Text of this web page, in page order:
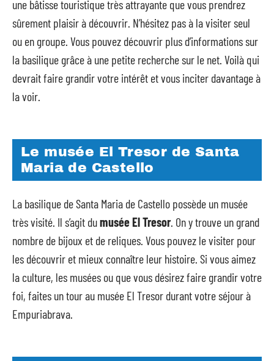
une bâtisse touristique très attrayante que vous prendrez
sûrement plaisir à découvrir. N’hésitez pas à la visiter seul
ou en groupe. Vous pouvez découvrir plus d’informations sur
la basilique grâce à une petite recherche sur le net. Voilà qui
devrait faire grandir votre intérêt et vous inciter davantage à
la voir.
Le musée El Tresor de Santa
Maria de Castello
La basilique de Santa Maria de Castello possède un musée
très visité. Il s’agit dumusée El Tresor. On y trouve un grand
nombre de bijoux et de reliques. Vous pouvez le visiter pour
les découvrir et mieux connaître leur histoire. Si vous aimez
la culture, les musées ou que vous désirez faire grandir votre
foi, faites un tour au musée El Tresor durant votre séjour à
Empuriabrava.